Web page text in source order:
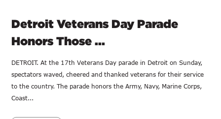
Detroit Veterans Day Parade
Honors Those ...
DETROIT. At the 17th Veterans Day parade in Detroit on Sunday,
spectators waved, cheered and thanked veterans for their service
to the country. The parade honors the Army, Navy, Marine Corps,
Coast...